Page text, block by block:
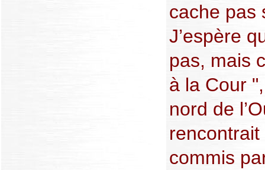
cache pas
J’espère
pas, mais
à la Cour
nord de
commis